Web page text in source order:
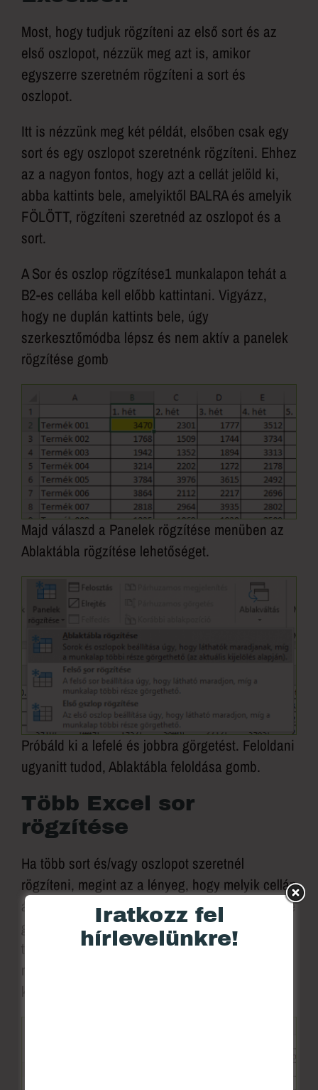
Most, hogy tudjuk rögzíteni az első sort és az
első oszlopot, nézzük meg azt is, amikor
egyszerre szeretném rögzíteni a sort és
oszlopot.
Itt is nézzünk meg két példát, elsőben csak egy
sort és egy oszlopot szeretnénk rögzíteni. Ehhez
az a nagyon fontos, hogy azt a cellát jelöld ki,
abba kattints bele, amelyiktől BALRA és amelyik
FÖLÖTT, rögzíteni szeretnéd az oszlopot és a
sort.
A Sor és oszlop rögzítése1 munkalapon tehát a
B2-es cellába kell előbb kattintani. Vigyázz,
hogy ne duplán kattints bele, úgy
szerkesztőmódba lépsz és nem aktív a panelek
rögzítése gomb
Majd válaszd a Panelek rögzítése menüben az
Ablaktábla rögzítése lehetőséget.
Próbáld ki a lefelé és jobbra görgetést. Feloldani
ugyanitt tudod, Ablaktábla feloldása gomb.
Több Excel sor
rögzítése
Ha több sort és/vagy oszlopot szeretnél
rögzíteni, megint az a lényeg, hogy melyik cellán
állsz, mielőtt rákattintasz az Ablaktábla rögzítése
gombra. A Sor és oszlop rögzítése2 munkalapon
tehát két sort és az első oszlopot szeretném
rögzíteni, így a B3-as cellába kell előbb
kattintani.
Iratkozz fel
hírlevelünkre!